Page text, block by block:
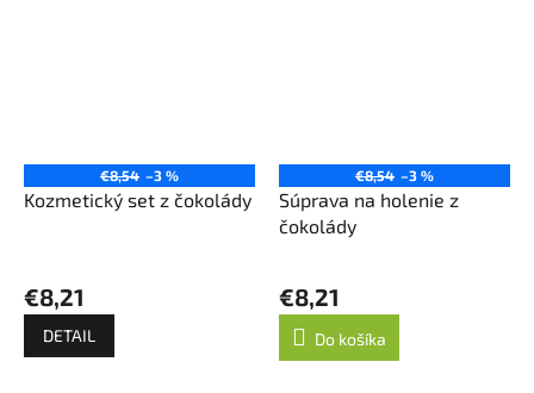
€8,54 –3 %
Kozmetický set z čokolády
€8,21
DETAIL
€8,54 –3 %
Súprava na holenie z
čokolády
€8,21
Do košíka